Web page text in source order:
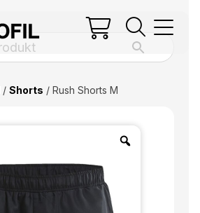
/ Shorts / Rush Shorts M